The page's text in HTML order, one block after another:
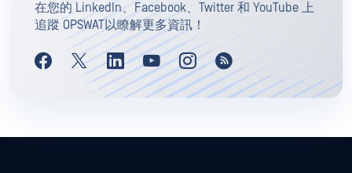
在您的 LinkedIn、Facebook、Twitter 和 YouTube 上
追蹤 OPSWAT以瞭解更多資訊！